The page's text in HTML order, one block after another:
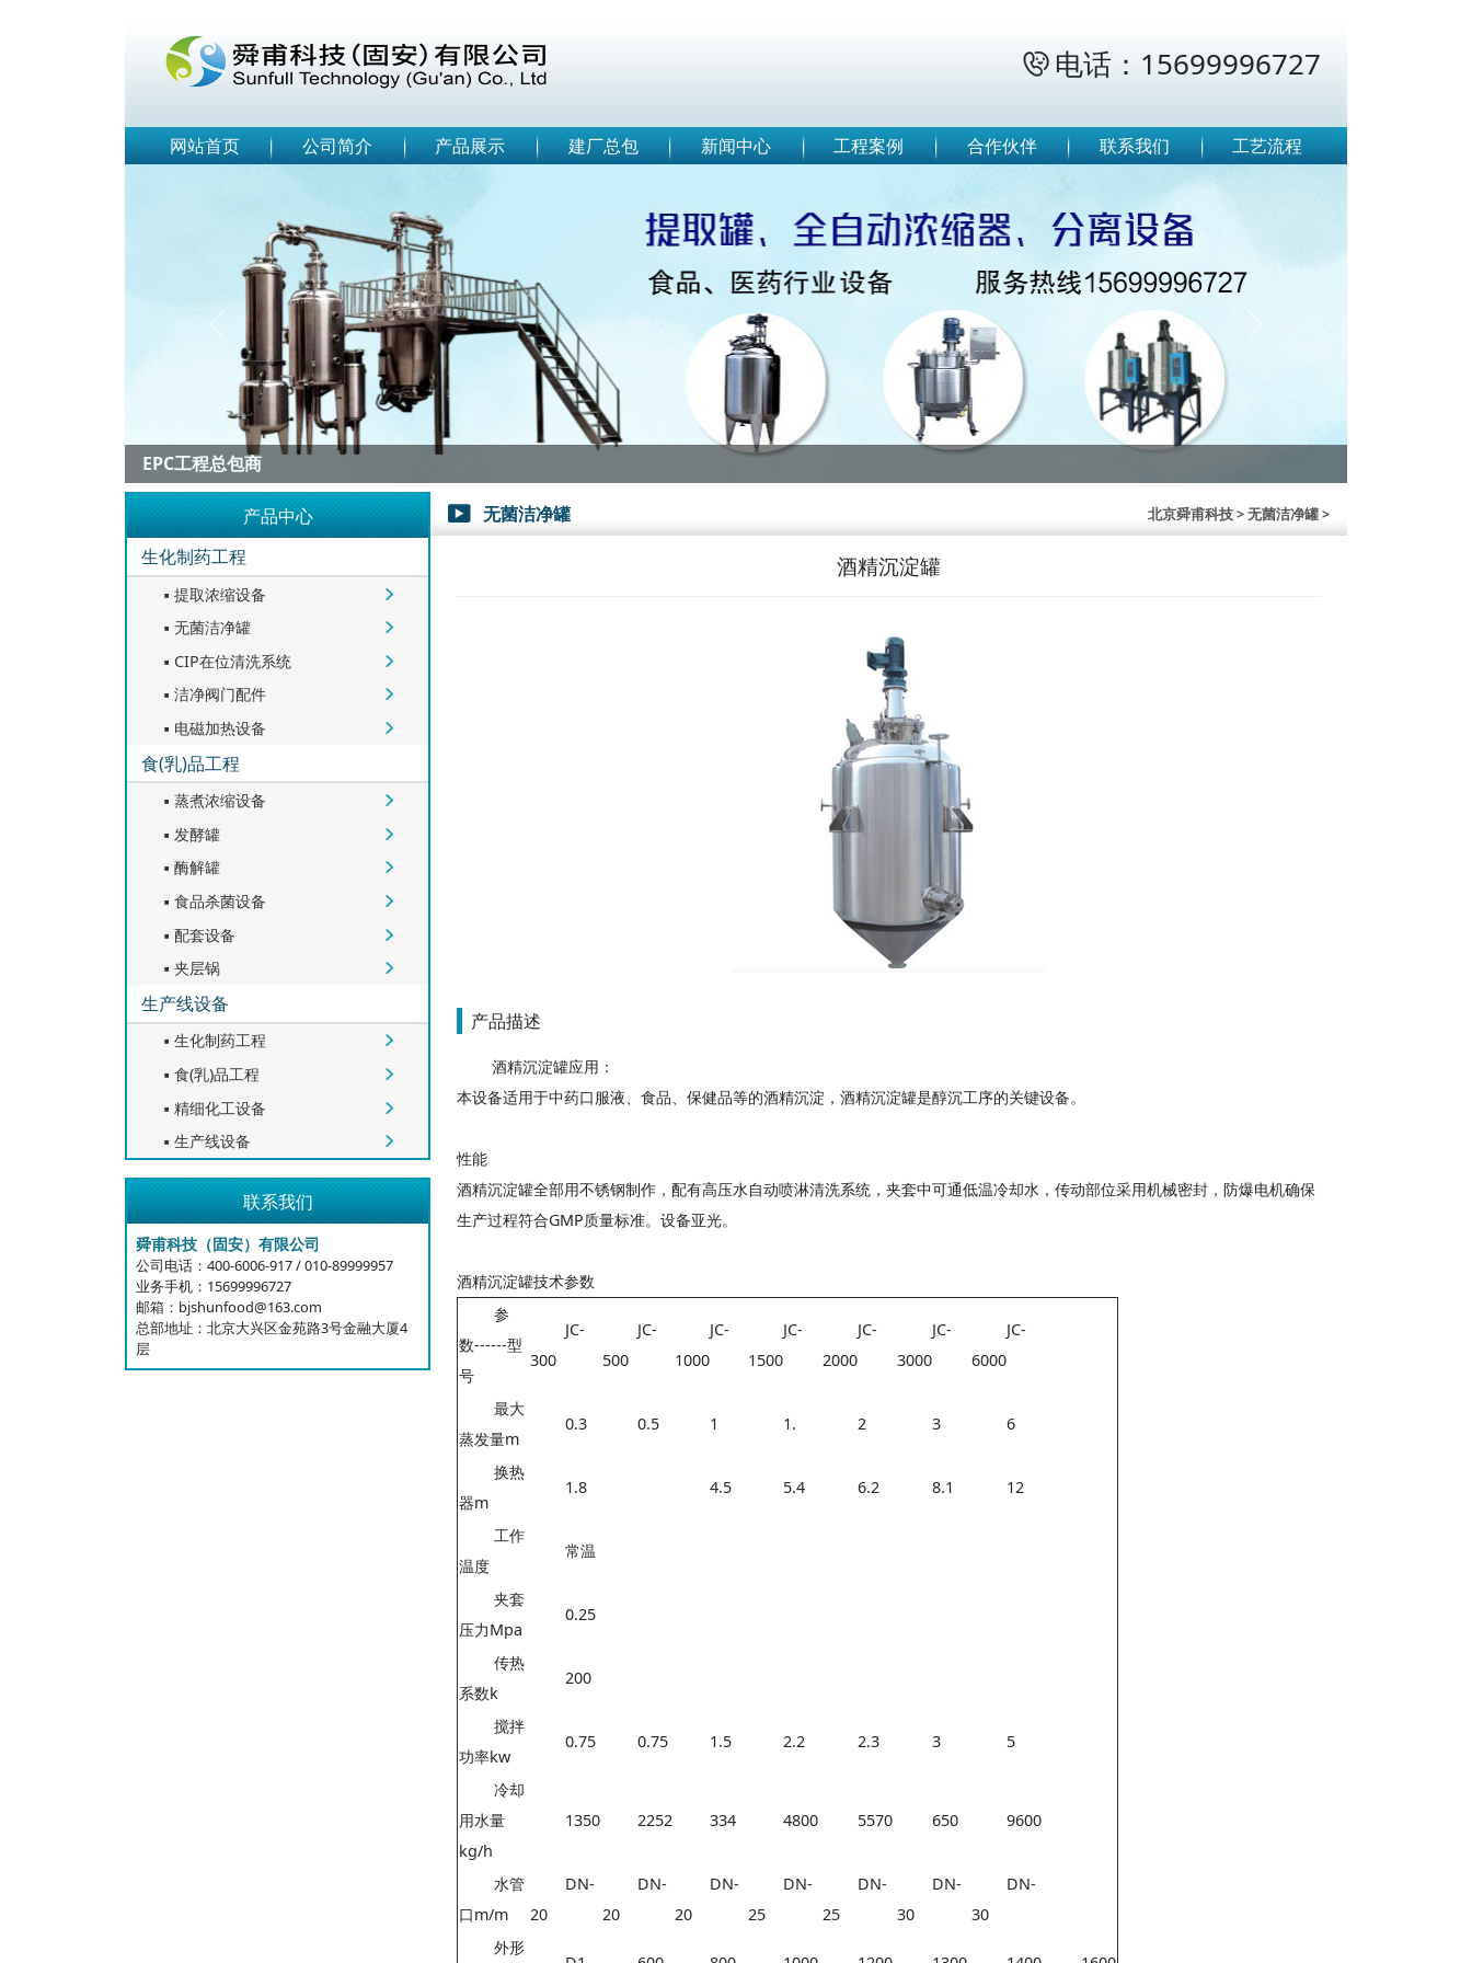
 电话：15699996727
网站首页 公司简介 产品展示 建厂总包 新闻中心 工程案例 合作伙伴 联系我们 工艺流程
EPC工程总包商
Previous
产品中心
生化制药工程
 提取浓缩设备 
 无菌洁净罐 
 CIP在位清洗系统 
 洁净阀门配件 
 电磁加热设备 
食(乳)品工程
 蒸煮浓缩设备 
 发酵罐 
 酶解罐 
 食品杀菌设备 
 配套设备 
 夹层锅 
生产线设备
 生化制药工程 
 食(乳)品工程 
 精细化工设备 
 生产线设备 
联系我们
舜甫科技（固安）有限公司
公司电话：400-6006-917 / 010-89999957
业务手机：15699996727
邮箱：bjshunfood@163.com
总部地址：北京大兴区金苑路3号金融大厦4
层
 无菌洁净罐 北京舜甫科技> 无菌洁净罐 >
酒精沉淀罐
产品描述
酒精沉淀罐应用：
本设备适用于中药口服液、食品、保健品等的酒精沉淀，酒精沉淀罐是醇沉工序的关键设备。
性能
酒精沉淀罐全部用不锈钢制作，配有高压水自动喷淋清洗系统，夹套中可通低温冷却水，传动部位采用机械密封，防爆电机确保
生产过程符合GMP质量标准。设备亚光。
酒精沉淀罐技术参数
参
数------型
号
JC-
300
JC-
500
JC-
1000
JC-
1500
JC-
2000
JC-
3000
JC-
6000
最大
蒸发量m
0.3 0.5 1 1. 2 3 6
换热
器m
1.8 4.5 5.4 6.2 8.1 12
工作
温度
常温
夹套
压力Mpa
0.25
传热
系数k
200
搅拌
功率kw
0.75 0.75 1.5 2.2 2.3 3 5
冷却
用水量
kg/h
1350 2252 334 4800 5570 650 9600
水管
口m/m
DN-
20
DN-
20
DN-
20
DN-
25
DN-
25
DN-
30
DN-
30
外形